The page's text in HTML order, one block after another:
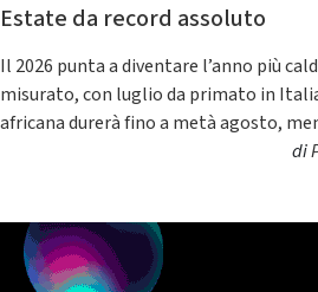
Estate da record assoluto
Il 2026 punta a diventare l’anno più
misurato, con luglio da primato in
africana durerà fino a metà agosto,
di